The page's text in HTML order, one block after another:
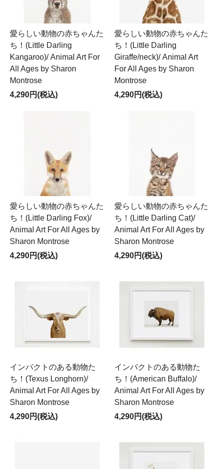
愛らしい動物の赤ちゃんた
ち！(Little Darling
Kangaroo)/ Animal Art For
All Ages by Sharon
Montrose
4,290円(税込)
愛らしい動物の赤ちゃんた
ち！(Little Darling
Giraffe/neck)/ Animal Art
For All Ages by Sharon
Montrose
4,290円(税込)
愛らしい動物の赤ちゃんた
ち！(Little Darling Fox)/
Animal Art For All Ages by
Sharon Montrose
4,290円(税込)
愛らしい動物の赤ちゃんた
ち！(Little Darling Cat)/
Animal Art For All Ages by
Sharon Montrose
4,290円(税込)
インパクトのある動物た
ち！(Texus Longhorn)/
Animal Art For All Ages by
Sharon Montrose
4,290円(税込)
インパクトのある動物た
ち！(American Buffalo)/
Animal Art For All Ages by
Sharon Montrose
4,290円(税込)